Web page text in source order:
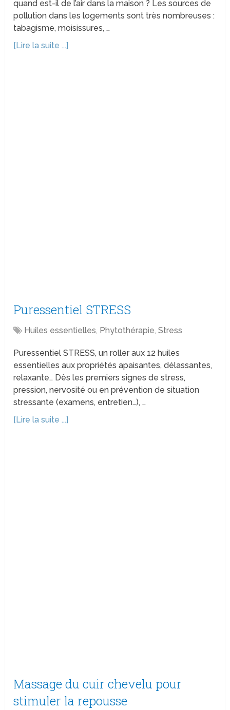
quand est-il de l’air dans la maison ? Les sources de
pollution dans les logements sont très nombreuses :
tabagisme, moisissures, …
[Lire la suite ...]
Puressentiel STRESS
Huiles essentielles, Phytothérapie,Stress
Puressentiel STRESS, un roller aux 12 huiles
essentielles aux propriétés apaisantes, délassantes,
relaxante… Dès les premiers signes de stress,
pression, nervosité ou en prévention de situation
stressante (examens, entretien…), …
[Lire la suite ...]
Massage du cuir chevelu pour
stimuler la repousse